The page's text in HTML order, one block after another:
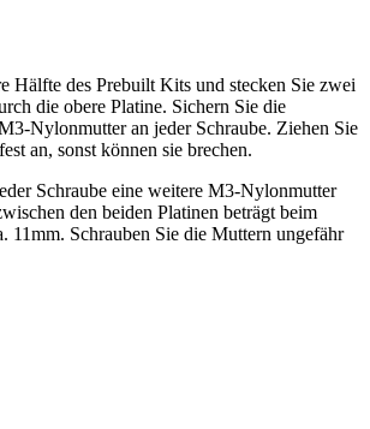
Hälfte des Prebuilt Kits und stecken Sie zwei
die obere Platine. Sichern Sie die
Nylonmutter an jeder Schraube. Ziehen Sie
an, sonst können sie brechen.
Schraube eine weitere M3-Nylonmutter
den beiden Platinen beträgt beim
11mm. Schrauben Sie die Muttern ungefähr